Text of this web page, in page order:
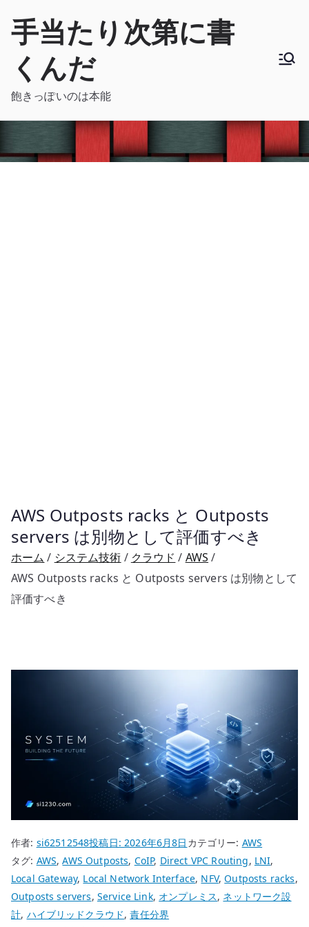
手当たり次第に書
くんだ
飽きっぽいのは本能
AWS Outposts racks と Outposts
servers は別物として評価すべき
ホーム システム技術 クラウド
AWS
AWS Outposts racks と Outposts servers は別物として
評価すべき
作者: si62512548投稿日:2026年6月8日 カテゴリー: AWS
タグ: AWS,AWS Outposts, CoIP, Direct VPC Routing, LNI,
Local Gateway, Local Network Interface, NFV,Outposts racks,
Outposts servers, Service Link, オンプレミス, ネットワーク設
計, ハイブリッドクラウド,責任分界